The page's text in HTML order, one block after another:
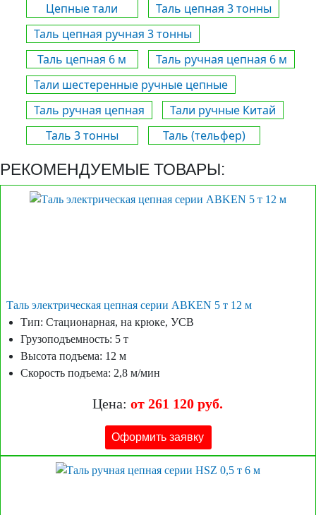
Цепные тали
Таль цепная 3 тонны
Таль цепная ручная 3 тонны
Таль цепная 6 м
Таль ручная цепная 6 м
Тали шестеренные ручные цепные
Таль ручная цепная
Тали ручные Китай
Таль 3 тонны
Таль (тельфер)
РЕКОМЕНДУЕМЫЕ ТОВАРЫ:
Таль электрическая цепная серии ABKEN 5 т 12 м
Тип: Стационарная, на крюке, УСВ
Грузоподъемность: 5 т
Высота подъема: 12 м
Скорость подъема: 2,8 м/мин
Цена:от 261 120 руб.
Оформить заявку